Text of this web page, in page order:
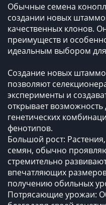
Обычные семена
создании новых
качественных клонов.
преимуществ и
идеальным выбором
Создание новых
позволяют
эксперименты и
открывает
генетических
фенотипов.
Большой рост:
семян, обычно
стремительно
впечатляющих
получению обильных
Потрясающие урожаи: